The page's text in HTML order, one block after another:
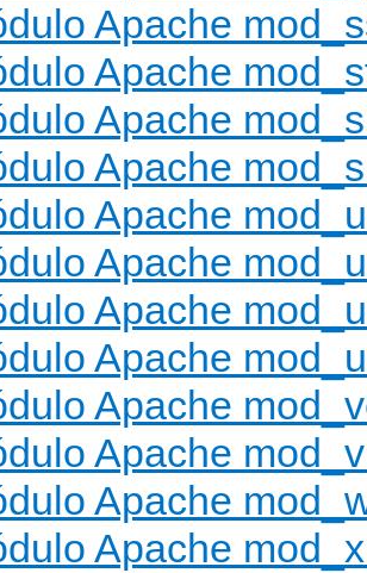
Apache
Apache
Apache
Apache
Apache
Apache
Apache
Apache
Apache
Apache
Apache
Apache